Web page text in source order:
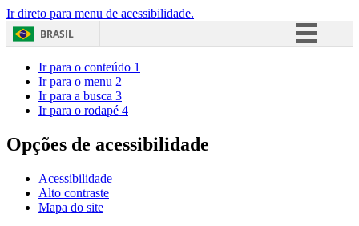
Ir direto para menu de acessibilidade.
BRASIL
Acesso à informação
Ir para o conteúdo 1
Ir para o menu 2
Ir para a busca 3
Ir para o rodapé 4
Opções de acessibilidade
Acessibilidade
Alto contraste
Mapa do site